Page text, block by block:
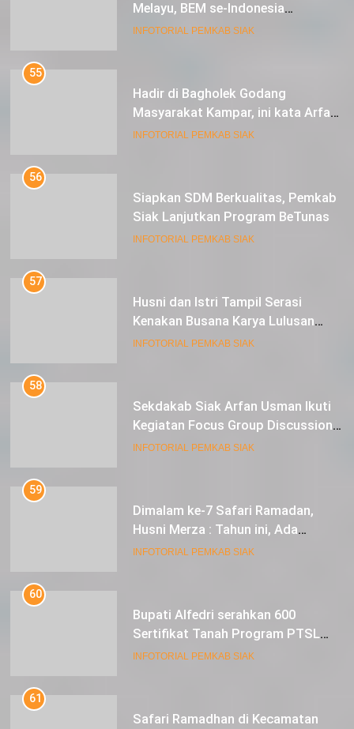
Melayu, BEM se-Indonesia
Berkunjung ke Kabupaten Siak
INFOTORIAL PEMKAB SIAK
55
Hadir di Bagholek Godang
Masyarakat Kampar, ini kata Arfan
Usman
INFOTORIAL PEMKAB SIAK
56
Siapkan SDM Berkualitas, Pemkab
Siak Lanjutkan Program BeTunas
INFOTORIAL PEMKAB SIAK
57
Husni dan Istri Tampil Serasi
Kenakan Busana Karya Lulusan
SMK Pariwisata Siak, di Lancang
INFOTORIAL PEMKAB SIAK
58
Sekdakab Siak Arfan Usman Ikuti
Kegiatan Focus Group Discussion
Tentang Kebijakan Penganggaran
INFOTORIAL PEMKAB SIAK
59
Dimalam ke-7 Safari Ramadan,
Husni Merza : Tahun ini, Ada
Perbaikan Jalan Lintas Siak ke
INFOTORIAL PEMKAB SIAK
60
Bupati Alfedri serahkan 600
Sertifikat Tanah Program PTSL
kepada Masyarakat Tualang
INFOTORIAL PEMKAB SIAK
61
Safari Ramadhan di Kecamatan